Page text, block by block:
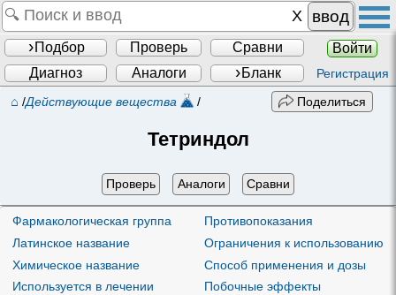
ввод
Подбор Проверь Сравни
Войти
Диагноз
Аналоги Бланк Регистрация
⌂ /Действующие вещества / Поделиться
Тетриндол
Проверь Аналоги Сравни
Фармакологическая группа
Латинское название
Химическое название
Используется в лечении
Противопоказания
Ограничения к использованию
Способ применения и дозы
Побочные эффекты